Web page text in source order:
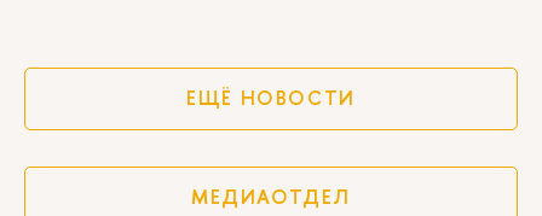
ЕЩЁ НОВОСТИ
МЕДИАОТДЕЛ